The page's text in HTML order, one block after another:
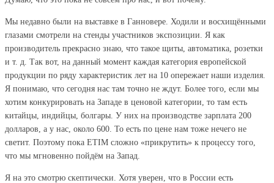
Мы недавно были на выставке в Ганновере. Ходили и восхищёнными
глазами смотрели на стенды участников экспозиции. Я как
производитель прекрасно знаю, что такое щиты, автоматика, розетки
и т. д. Так вот, на данный момент каждая категория европейской
продукции по ряду характеристик лет на 10 опережает наши изделия.
Я понимаю, что сегодня нас там точно не ждут. Более того, если мы
хотим конкурировать на Западе в ценовой категории, то там есть
китайцы, индийцы, болгары. У них на производстве зарплата 200
долларов, а у нас, около 600. То есть по цене нам тоже нечего не
светит. Поэтому пока ETIM сложно «прикрутить» к процессу того,
что мы мгновенно пойдём на Запад.
Я на это смотрю скептически. Хотя уверен, что в России есть